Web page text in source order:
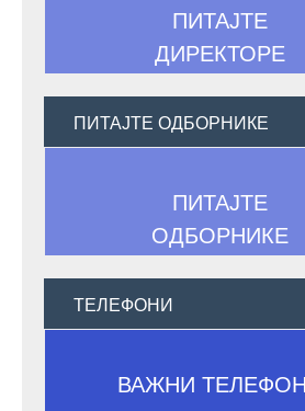
ПИТАЈТЕ
ДИРЕКТОРЕ
ПИТАЈТЕ ОДБОРНИКЕ
ПИТАЈТЕ
ОДБОРНИКЕ
ТЕЛЕФОНИ
ВАЖНИ